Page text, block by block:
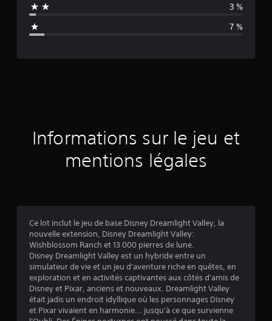
n
d
a
4
.
3
3 %
7 %
Informations sur le jeu et
mentions légales
Ce lot inclut le jeu de base Disney Dreamlight Valley, la
nouvelle extension, Disney Dreamlight Valley:
Wishblossom Ranch et 13 000 pierres de lune.
Disney Dreamlight Valley est un hybride entre un
simulateur de vie et un jeu d'aventure riche en quêtes, en
exploration et en activités captivantes aux côtés d'amis de
Disney et Pixar, anciens et nouveaux. Dreamlight Valley
était jadis un endroit idyllique où les personnages Disney
et Pixar vivaient en harmonie... jusqu'à ce que survienne